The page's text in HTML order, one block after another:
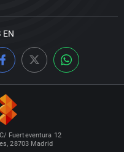
EN
Fuerteventura 12
28703 Madrid